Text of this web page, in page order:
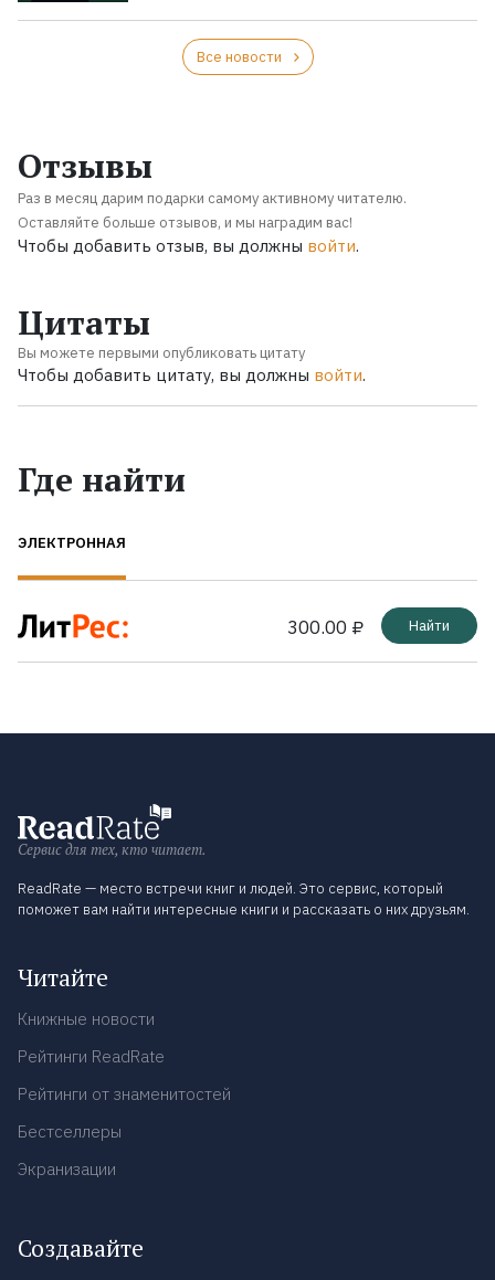
Все новости
Отзывы
Раз в месяц дарим подарки самому активному читателю.
Оставляйте больше отзывов, и мы наградим вас!
Чтобы добавить отзыв, вы должны войти.
Цитаты
Вы можете первыми опубликовать цитату
Чтобы добавить цитату, вы должны войти.
Где найти
ЭЛЕКТРОННАЯ
300.00 ₽ Найти
Сервис для тех, кто читает.
ReadRate — место встречи книг и людей. Это сервис, который
поможет вам найти интересные книги и рассказать о них друзьям.
Читайте
Книжные новости
Рейтинги ReadRate
Рейтинги от знаменитостей
Бестселлеры
Экранизации
Создавайте